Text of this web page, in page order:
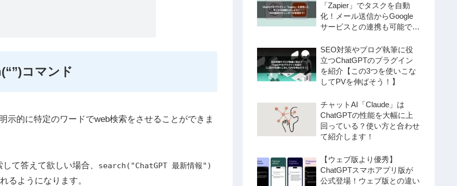
コマンド
示的に特定のワードでweb検索をさせることができま
て答えて欲しい場合、 search("ChatGPT 最新情報")
るようになります。
「Zapier」でタスクを自動
化！メール送信からGoogle
サービスとの連携も可能で
SEO対策やブログ執筆に役
立つChatGPTのプラグイン
を紹介【この3つを使いこな
してPVを伸ばそう！】
チャットAI「Claude」は
ChatGPTの性能を大幅に上
回っている？使い方と合わせ
て紹介します！
【ウェブ版より優秀】
ChatGPTスマホアプリ版が
公式登場！ウェブ版との違い